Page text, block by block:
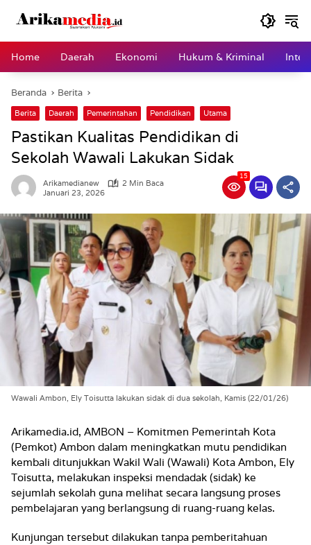
Home
Daerah Ekonomi Hukum & Kriminal
Beranda Berita
Berita Daerah Pemerintahan Pendidikan Utama
Pastikan Kualitas Pendidikan di
Sekolah Wawali Lakukan Sidak
Arikamedianew
2 Min Baca
Januari 23, 2026
15
Wawali Ambon, Ely Toisutta lakukan sidak di dua sekolah, Kamis (22/01/26)
Arikamedia.id, AMBON – Komitmen Pemerintah Kota
(Pemkot) Ambon dalam meningkatkan mutu pendidikan
kembali ditunjukkan Wakil Wali (Wawali) Kota Ambon, Ely
Toisutta, melakukan inspeksi mendadak (sidak) ke
sejumlah sekolah guna melihat secara langsung proses
pembelajaran yang berlangsung di ruang-ruang kelas.
Kunjungan tersebut dilakukan tanpa pemberitahuan